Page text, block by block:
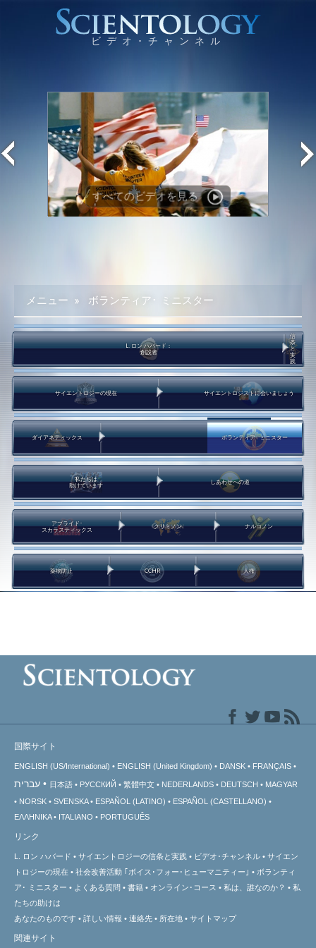
すべてのビデオを見る
メニュー » ボランティア･ ミニスター
L. ロン ハバード：
創設者
信
条
と
実
践
サイエントロジーの現在 サイエントロジストに会いましょう
ダイアネティックス ボランティア･ミニスター
私たちは
助けています しあわせへの道
アプライド･
スカラスティックス クリミノン ナルコノン
薬物防止 CCHR 人権
国際サイト
ENGLISH (US/International) ENGLISH (United Kingdom) DANSK FRANÇAIS
עברית 日本語 РУССКИЙ 繁體中文 NEDERLANDS DEUTSCH
MAGYAR
NORSK
SVENSKA ESPAÑOL (LATINO)
ESPAÑOL (CASTELLANO)
ΕΛΛΗΝΙΚA
ITALIANO PORTUGUÊS
リンク
L. ロン ハバード サイエントロジーの信条と実践 ビデオ･チャンネル
サイエン
トロジーの現在 社会改善活動 ｢ボイス･フォー･ヒューマニティー｣
ボランティ
ア･
ミニスター よくある質問 書籍 オンライン･コース 私は、誰なのか？
私
たちの助けは
あなたのものです
詳しい情報 連絡先 所在地 サイトマップ
関連サイト